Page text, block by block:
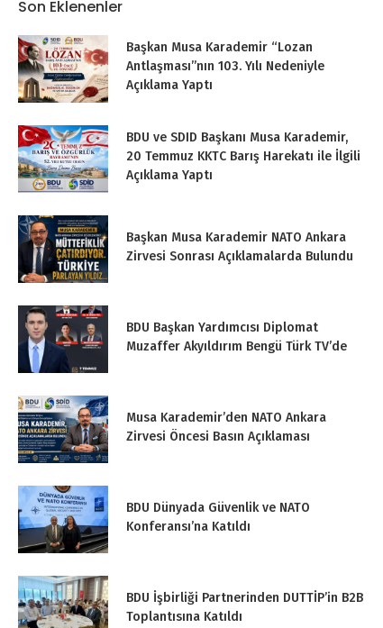
Son Eklenenler
Başkan Musa Karademir “Lozan
Antlaşması”nın 103. Yılı Nedeniyle
Açıklama Yaptı
BDU ve SDID Başkanı Musa Karademir,
20 Temmuz KKTC Barış Harekatı ile İlgili
Açıklama Yaptı
Başkan Musa Karademir NATO Ankara
Zirvesi Sonrası Açıklamalarda Bulundu
BDU Başkan Yardımcısı Diplomat
Muzaffer Akyıldırım Bengü Türk TV’de
Musa Karademir’den NATO Ankara
Zirvesi Öncesi Basın Açıklaması
BDU Dünyada Güvenlik ve NATO
Konferansı’na Katıldı
BDU İşbirliği Partnerinden DUTTİP’in B2B
Toplantısına Katıldı